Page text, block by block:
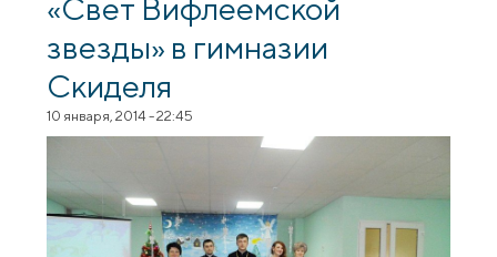
«Свет Вифлеемской
звезды» в гимназии
Скиделя
10 января, 2014 - 22:45